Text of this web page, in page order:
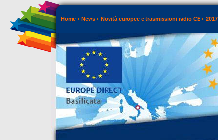
Home News Novità europee e trasmissioni radio CE 2017